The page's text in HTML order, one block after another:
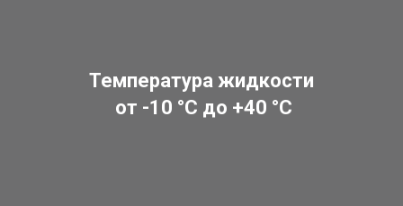
Температура жидкости
от -10 °C до +40 °C